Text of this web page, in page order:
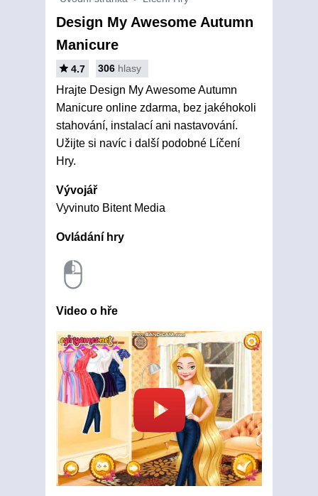
Design My Awesome Autumn
Manicure
4.7 306 hlasy
Hrajte Design My Awesome Autumn
Manicure online zdarma, bez jakéhokoli
stahování, instalací ani nastavování.
Užijte si navíc i další podobné Líčení
Hry.
Vývojář
Vyvinuto Bitent Media
Ovládání hry
Video o hře